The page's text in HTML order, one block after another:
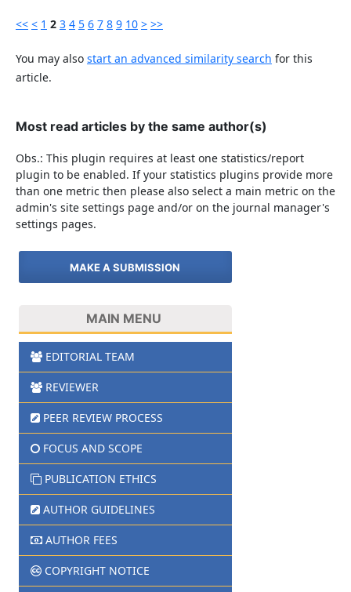
<< < 1 2 3 4 5 6 7 8 9 10 > >>
You may also start an advanced similarity search for this
article.
Most read articles by the same author(s)
Obs.: This plugin requires at least one statistics/report
plugin to be enabled. If your statistics plugins provide more
than one metric then please also select a main metric on the
admin's site settings page and/or on the journal manager's
settings pages.
MAKE A SUBMISSION
MAIN MENU
EDITORIAL TEAM
REVIEWER
PEER REVIEW PROCESS
FOCUS AND SCOPE
PUBLICATION ETHICS
AUTHOR GUIDELINES
AUTHOR FEES
COPYRIGHT NOTICE